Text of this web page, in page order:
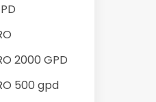
2000 GPD
500 gpd